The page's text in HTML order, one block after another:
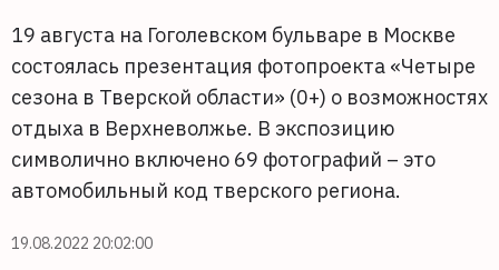
19 августа на Гоголевском бульваре в Москве
состоялась презентация фотопроекта «Четыре
сезона в Тверской области» (0+) о возможностях
отдыха в Верхневолжье. В экспозицию
символично включено 69 фотографий – это
автомобильный код тверского региона.
19.08.2022 20:02:00